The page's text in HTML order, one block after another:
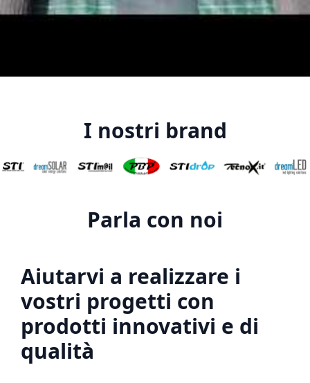
I nostri brand
Parla con noi
Aiutarvi a realizzare i
vostri progetti con
prodotti innovativi e di
qualità